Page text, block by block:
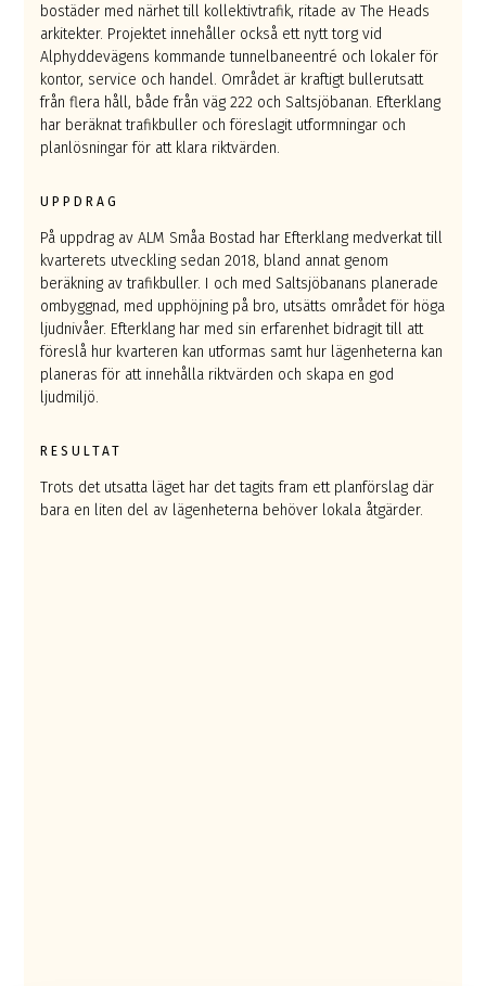
bostäder med närhet till kollektivtrafik, ritade av The Heads
arkitekter. Projektet innehåller också ett nytt torg vid
Alphyddevägens kommande tunnelbaneentré och lokaler för
kontor, service och handel. Området är kraftigt bullerutsatt
från flera håll, både från väg 222 och Saltsjöbanan. Efterklang
har beräknat trafikbuller och föreslagit utformningar och
planlösningar för att klara riktvärden.
UPPDRAG
På uppdrag av ALM Småa Bostad har Efterklang medverkat till
kvarterets utveckling sedan 2018, bland annat genom
beräkning av trafikbuller. I och med Saltsjöbanans planerade
ombyggnad, med upphöjning på bro, utsätts området för höga
ljudnivåer. Efterklang har med sin erfarenhet bidragit till att
föreslå hur kvarteren kan utformas samt hur lägenheterna kan
planeras för att innehålla riktvärden och skapa en god
ljudmiljö.
RESULTAT
Trots det utsatta läget har det tagits fram ett planförslag där
bara en liten del av lägenheterna behöver lokala åtgärder.